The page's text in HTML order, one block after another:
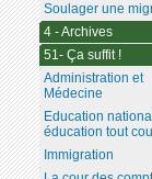
Soulager une
4 - Archives
51- Ça suffit !
Administration et
Médecine
Education
éducation tout
Immigration